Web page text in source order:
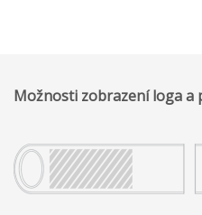
Možnosti zobrazení loga a